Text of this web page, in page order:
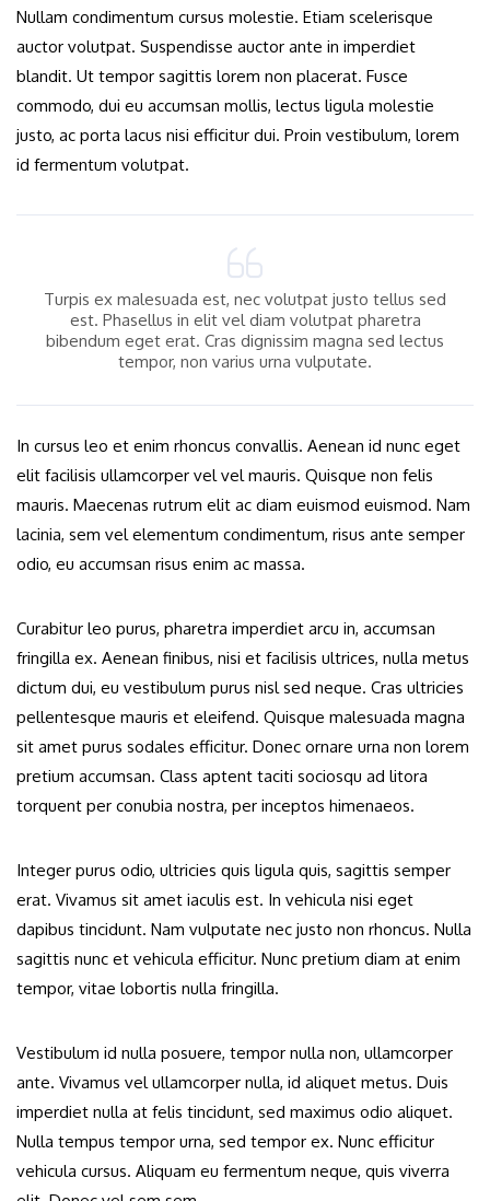
Nullam condimentum cursus molestie. Etiam scelerisque
auctor volutpat. Suspendisse auctor ante in imperdiet
blandit. Ut tempor sagittis lorem non placerat. Fusce
commodo, dui eu accumsan mollis, lectus ligula molestie
justo, ac porta lacus nisi efficitur dui. Proin vestibulum, lorem
id fermentum volutpat.
Turpis ex malesuada est, nec volutpat justo tellus sed
est. Phasellus in elit vel diam volutpat pharetra
bibendum eget erat. Cras dignissim magna sed lectus
tempor, non varius urna vulputate.
In cursus leo et enim rhoncus convallis. Aenean id nunc eget
elit facilisis ullamcorper vel vel mauris. Quisque non felis
mauris. Maecenas rutrum elit ac diam euismod euismod. Nam
lacinia, sem vel elementum condimentum, risus ante semper
odio, eu accumsan risus enim ac massa.
Curabitur leo purus, pharetra imperdiet arcu in, accumsan
fringilla ex. Aenean finibus, nisi et facilisis ultrices, nulla metus
dictum dui, eu vestibulum purus nisl sed neque. Cras ultricies
pellentesque mauris et eleifend. Quisque malesuada magna
sit amet purus sodales efficitur. Donec ornare urna non lorem
pretium accumsan. Class aptent taciti sociosqu ad litora
torquent per conubia nostra, per inceptos himenaeos.
Integer purus odio, ultricies quis ligula quis, sagittis semper
erat. Vivamus sit amet iaculis est. In vehicula nisi eget
dapibus tincidunt. Nam vulputate nec justo non rhoncus. Nulla
sagittis nunc et vehicula efficitur. Nunc pretium diam at enim
tempor, vitae lobortis nulla fringilla.
Vestibulum id nulla posuere, tempor nulla non, ullamcorper
ante. Vivamus vel ullamcorper nulla, id aliquet metus. Duis
imperdiet nulla at felis tincidunt, sed maximus odio aliquet.
Nulla tempus tempor urna, sed tempor ex. Nunc efficitur
vehicula cursus. Aliquam eu fermentum neque, quis viverra